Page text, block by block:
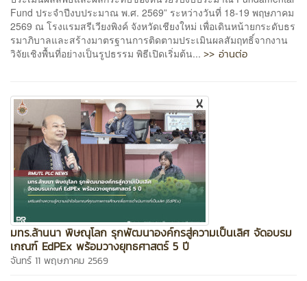
Fund ประจำปีงบประมาณ พ.ศ. 2569” ระหว่างวันที่ 18-19 พฤษภาคม
2569 ณ โรงแรมสรีเวียงพิงค์ จังหวัดเชียงใหม่ เพื่อเดินหน้ายกระดับธร
รมาภิบาลและสร้างมาตรฐานการติดตามประเมินผลสัมฤทธิ์จากงาน
วิจัยเชิงพื้นที่อย่างเป็นรูปธรรม พิธีเปิดเริ่มต้น... >> อ่านต่อ
มทร.ล้านนา พิษณุโลก รุกพัฒนาองค์กรสู่ความเป็นเลิศ จัดอบรม
เกณฑ์ EdPEx พร้อมวางยุทธศาสตร์ 5 ปี
จันทร์ 11 พฤษภาคม 2569